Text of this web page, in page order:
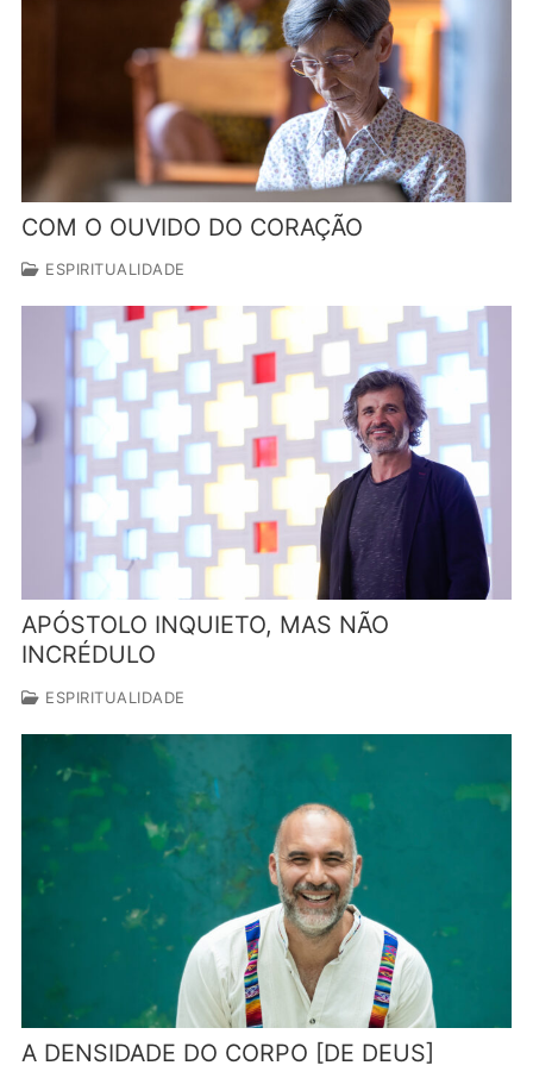
COM O OUVIDO DO CORAÇÃO
ESPIRITUALIDADE
APÓSTOLO INQUIETO, MAS NÃO
INCRÉDULO
ESPIRITUALIDADE
A DENSIDADE DO CORPO [DE DEUS]